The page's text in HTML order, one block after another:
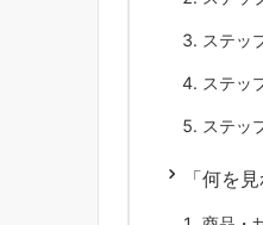
ステッ
ステッ
ステッ
「何を